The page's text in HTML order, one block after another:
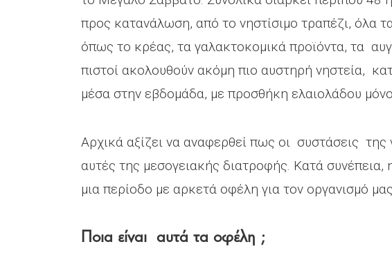
προς κατανάλωση, από το νηστίσιμο τραπέζι, όλα
όπως το κρέας, τα γαλακτοκομικά προϊόντα, τα
πιστοί ακολουθούν ακόμη πιο αυστηρή νηστεία,
μέσα στην εβδομάδα, με προσθήκη ελαιολάδου
Αρχικά αξίζει να αναφερθεί πως οι συστάσεις της
αυτές της μεσογειακής διατροφής. Κατά συνέπεια,
μια περίοδο με αρκετά οφέλη για τον οργανισμό
Ποια είναι αυτά τα οφέλη ;